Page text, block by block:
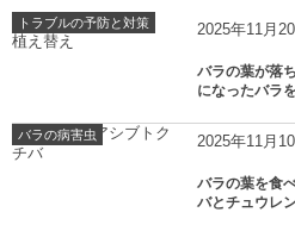
トラブルの予防と対策 2025年11月20
バラの葉が落
になったバラ
バラの病害虫 2025年11月10
バラの葉を食
バとチュウレ